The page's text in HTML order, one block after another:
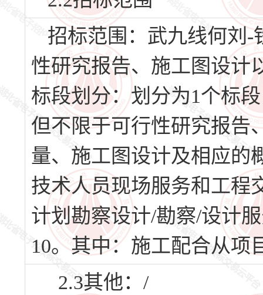
招标范围：武九线何刘-
性研究报告、施工图设计
标段划分：划分为1个标
但不限于可行性研究报告
量、施工图设计及相应的
技术人员现场服务和工程
计划勘察设计/勘察/设计
10。其中：施工配合从项
2.3其他：/